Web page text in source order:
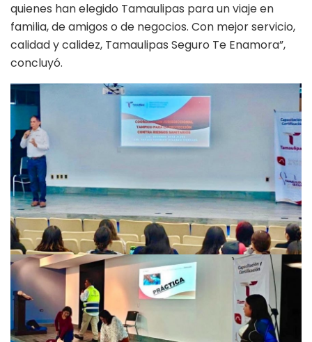
quienes han elegido Tamaulipas para un viaje en
familia, de amigos o de negocios. Con mejor servicio,
calidad y calidez, Tamaulipas Seguro Te Enamora”,
concluyó.